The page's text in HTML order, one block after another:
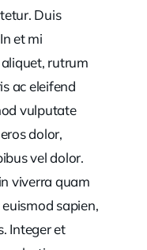
Duis
et mi
rutrum
ac eleifend
vulputate
dolor,
vel dolor.
viverra quam
sapien,
Integer et